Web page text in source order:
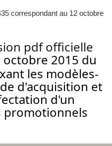
correspondant au 12 octobre
pdf officielle
2015 du
les modèles-
d'acquisition et
d'un
promotionnels